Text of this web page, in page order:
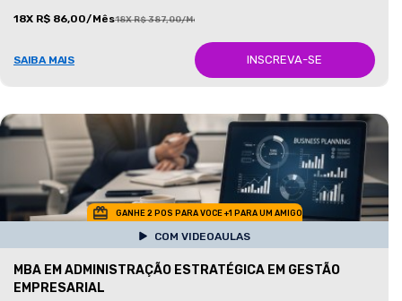
18X R$ 86,00/Mês18X R$ 387,00/Mês
SAIBA MAIS INSCREVA-SE
GANHE 2 POS PARA VOCE +1 PARA UM AMIGO
COM VIDEOAULAS
MBA EM ADMINISTRAÇÃO ESTRATÉGICA EM GESTÃO
EMPRESARIAL